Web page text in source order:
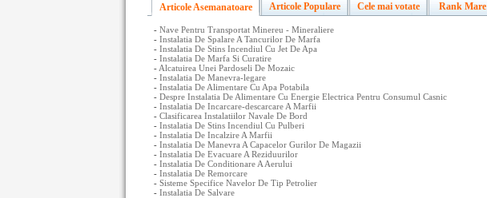
Articole Asemanatoare Articole Populare Cele mai votate Rank Mare
- Nave Pentru Transportat Minereu - Mineraliere
- Instalatia De Spalare A Tancurilor De Marfa
- Instalatia De Stins Incendiul Cu Jet De Apa
- Instalatia De Marfa Si Curatire
- Alcatuirea Unei Pardoseli De Mozaic
- Instalatia De Manevra-legare
- Instalatia De Alimentare Cu Apa Potabila
- Despre Instalatia De Alimentare Cu Energie Electrica Pentru Consumul Casnic
- Instalatia De Incarcare-descarcare A Marfii
- Clasificarea Instalatiilor Navale De Bord
- Instalatia De Stins Incendiul Cu Pulberi
- Instalatia De Incalzire A Marfii
- Instalatia De Manevra A Capacelor Gurilor De Magazii
- Instalatia De Evacuare A Reziduurilor
- Instalatia De Conditionare A Aerului
- Instalatia De Remorcare
- Sisteme Specifice Navelor De Tip Petrolier
- Instalatia De Salvare